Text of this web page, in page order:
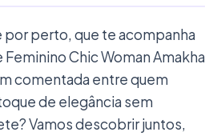
perto, que te acompanha
Chic Woman Amakha
comentada entre quem
de elegância sem
Vamos descobrir juntos,